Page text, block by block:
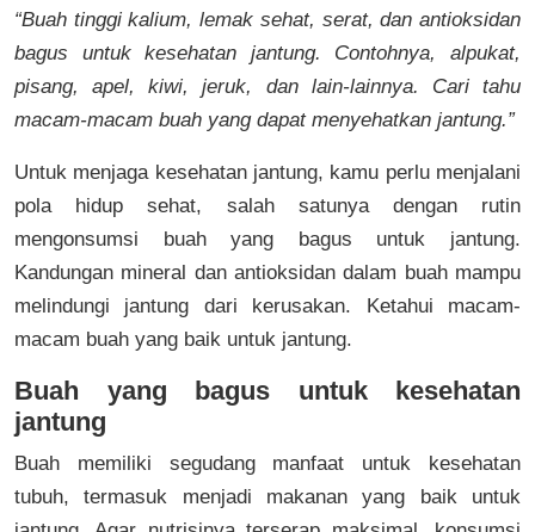
“Buah tinggi kalium, lemak sehat, serat, dan antioksidan
bagus untuk kesehatan jantung. Contohnya, alpukat,
pisang, apel, kiwi, jeruk, dan lain-lainnya. Cari tahu
macam-macam buah yang dapat menyehatkan jantung.”
Untuk menjaga kesehatan jantung, kamu perlu menjalani
pola hidup sehat, salah satunya dengan rutin
mengonsumsi buah yang bagus untuk jantung.
Kandungan mineral dan antioksidan dalam buah mampu
melindungi jantung dari kerusakan. Ketahui macam-
macam buah yang baik untuk jantung.
Buah yang bagus untuk kesehatan
jantung
Buah memiliki segudang manfaat untuk kesehatan
tubuh, termasuk menjadi makanan yang baik untuk